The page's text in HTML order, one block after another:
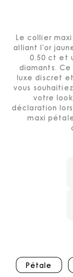
Le collier
alliant l'or
0.50 ct et
diamants.
luxe discret
vous
votre
déclaration
maxi
Pétale